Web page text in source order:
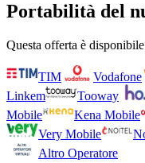
Portabilità del
Questa offerta è
TIM Vodafone
Linkem
Tooway
Mobile
Kena Mobile
Very Mobile
Altro Operatore